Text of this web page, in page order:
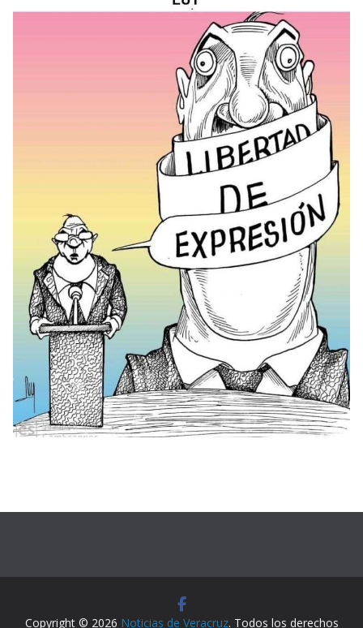
Copyright © 2026 Noticias de Veracruz. Todos los derechos